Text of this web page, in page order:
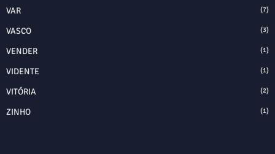
VAR (7)
VASCO (3)
VENDER (1)
VIDENTE (1)
VITÓRIA (2)
ZINHO (1)